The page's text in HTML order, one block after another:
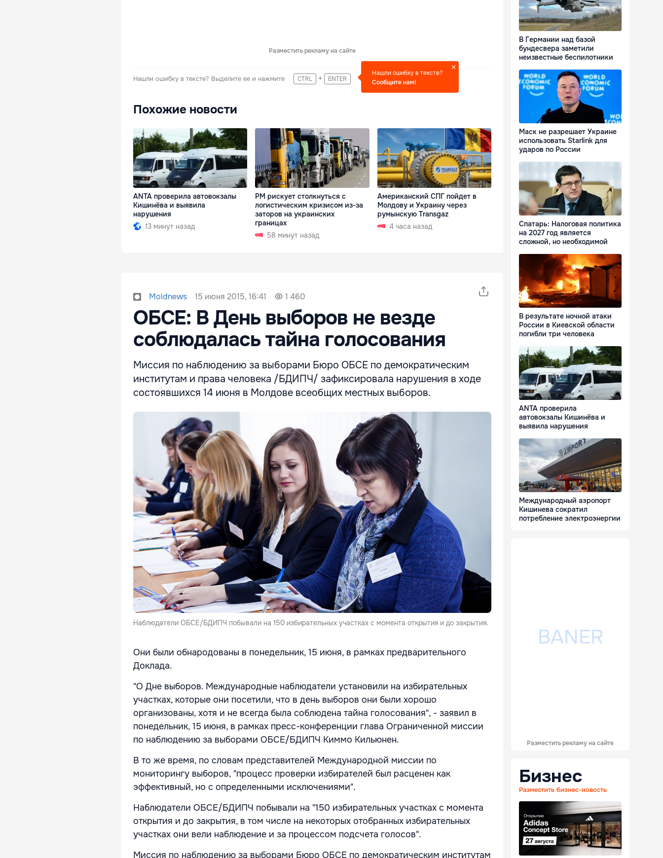
Разместить рекламу на сайте
Нашли ошибку в тексте? Выделите ее и нажмите CTRL + ENTER
Нашли ошибку в тексте?
Сообщите нам!
Похожие новости
ANTA проверила автовокзалы
Кишинёва и выявила
нарушения
13 минут назад
РМ рискует столкнуться с
логистическим кризисом из-за
заторов на украинских
границах
58 минут назад
Американский СПГ пойдет в
Молдову и Украину через
румынскую Transgaz
4 часа назад
Moldnews 15 июня 2015, 16:41 1 460
ОБСЕ: В День выборов не везде
соблюдалась тайна голосования
Миссия по наблюдению за выборами Бюро ОБСЕ по демократическим
институтам и права человека /БДИПЧ/ зафиксировала нарушения в ходе
состоявшихся 14 июня в Молдове всеобщих местных выборов.
Наблюдатели ОБСЕ/БДИПЧ побывали на 150 избирательных участках с момента открытия и до закрытия.
Они были обнародованы в понедельник, 15 июня, в рамках предварительного
Доклада.
"О Дне выборов. Международные наблюдатели установили на избирательных
участках, которые они посетили, что в день выборов они были хорошо
организованы, хотя и не всегда была соблюдена тайна голосования", - заявил в
понедельник, 15 июня, в рамках пресс-конференции глава Ограниченной миссии
по наблюдению за выборами ОБСЕ/БДИПЧ Киммо Кильюнен.
В то же время, по словам представителей Международной миссии по
мониторингу выборов, "процесс проверки избирателей был расценен как
эффективный, но с определенными исключениями".
Наблюдатели ОБСЕ/БДИПЧ побывали на "150 избирательных участках с момента
открытия и до закрытия, в том числе на некоторых отобранных избирательных
участках они вели наблюдение и за процессом подсчета голосов".
Миссия по наблюдению за выборами Бюро ОБСЕ по демократическим институтам
В Германии над базой
бундесвера заметили
неизвестные беспилотники
Маск не разрешает Украине
использовать Starlink для
ударов по России
Спатарь: Налоговая политика
на 2027 год является
сложной, но необходимой
В результате ночной атаки
России в Киевской области
погибли три человека
ANTA проверила
автовокзалы Кишинёва и
выявила нарушения
Международный аэропорт
Кишинева сократил
потребление электроэнергии
Разместить рекламу на сайте
Бизнес
Разместить бизнес-новость